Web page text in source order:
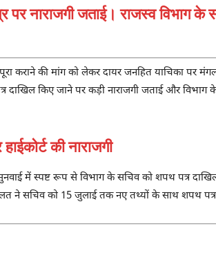
पर नाराजगी जताई। राजस्व विभाग
कराने की मांग को लेकर दायर जनहित याचिका पर
किए जाने पर कड़ी नाराजगी जताई और विभाग
की नाराजगी
में स्पष्ट रूप से विभाग के सचिव को शपथ पत्र
सचिव को 15 जुलाई तक नए तथ्यों के साथ शपथ पत्र